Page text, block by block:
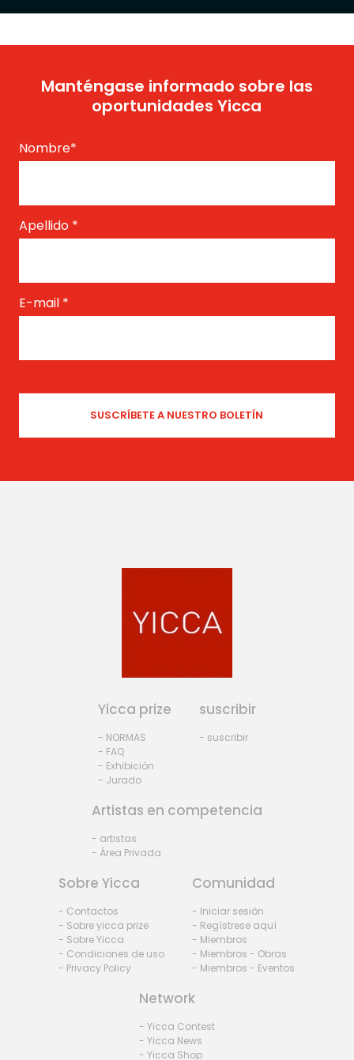
Manténgase informado sobre las
oportunidades Yicca
Nombre*
Apellido *
E-mail *
Yicca prize
- NORMAS
- FAQ
- Exhibiciòn
- Jurado
suscribir
- suscribir
Artistas en competencia
- artistas
- Área Privada
Sobre Yicca
- Contactos
- Sobre yicca prize
- Sobre Yicca
- Condiciones de uso
- Privacy Policy
Comunidad
- Iniciar sesión
- Regístrese aquí
- Miembros
- Miembros - Obras
- Miembros - Eventos
Network
- Yicca Contest
- Yicca News
- Yicca Shop